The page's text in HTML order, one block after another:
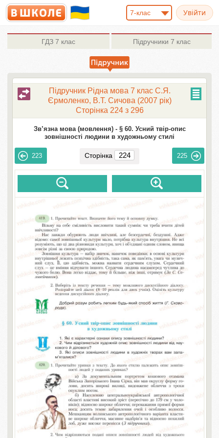
7-клас
ГДЗ 7 клас Підручники 7 клас
Підручник Рідна мова 7 клас С.Я.
Єрмоленко, В.Т. Сичова (2007 рік)
Сторінка 224 з 296
Зв’язна мова (мовлення) - § 60. Усний твір-опис
зовнішності людини в художньому стилі
223 Сторінка 225